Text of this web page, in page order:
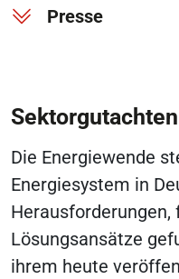
Presse
Die Energiewende
Energiesystem in
Herausforderungen,
Lösungsansätze
ihrem heute